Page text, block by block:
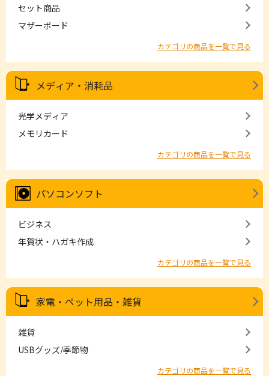
セット商品
マザーボード
カテゴリの商品を一覧で見る
メディア・消耗品
光学メディア
メモリカード
カテゴリの商品を一覧で見る
パソコンソフト
ビジネス
年賀状・ハガキ作成
カテゴリの商品を一覧で見る
家電・ペット用品・雑貨
雑貨
USBグッズ/季節物
カテゴリの商品を一覧で見る